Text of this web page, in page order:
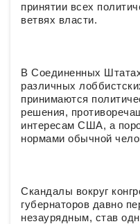
принятии всех
ветвях власти.
В Соединенных
различных
принимаются
решения,
интересам США, а
нормами обычной
Скандалы вокруг
губернаторов давно
незаурядным, став